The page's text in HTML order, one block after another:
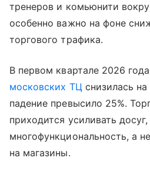
тренеров и комьюнити
особенно важно на фоне
торгового трафика.
В первом квартале 2026
московских ТЦснизилась на
падение превысило 25%.
приходится усиливать
многофункциональность, а
на магазины.